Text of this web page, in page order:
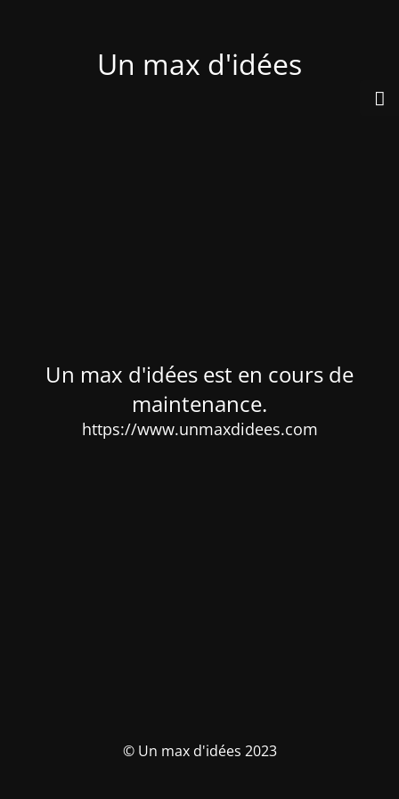
Un max d'idées
Un max d'idées est en cours de
maintenance.
https://www.unmaxdidees.com
© Un max d'idées 2023